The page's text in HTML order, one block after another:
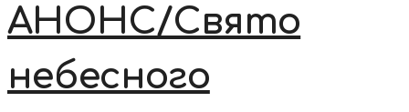
АНОНС/Свято
небесного